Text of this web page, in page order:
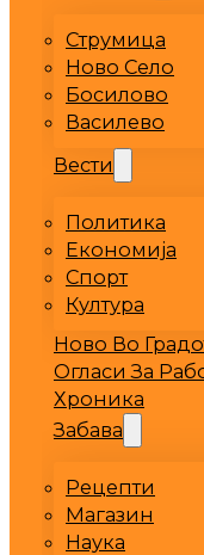
Струмица
Ново Село
Босилово
Василево
Вести
Политика
Економија
Спорт
Култура
Ново Во
Огласи За
Хроника
Забава
Рецепти
Магазин
Наука